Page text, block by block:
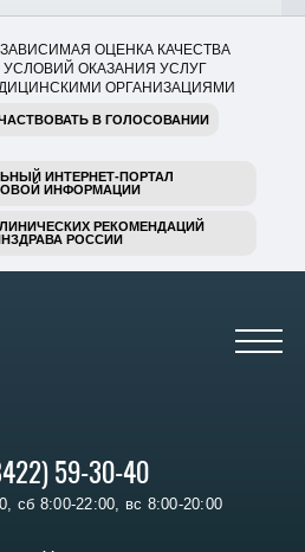
ОЦЕНКА КАЧЕСТВА
УСЛОВИЙ ОКАЗАНИЯ УСЛУГ
ОРГАНИЗАЦИЯМИ
В ГОЛОСОВАНИИ
ИНТЕРНЕТ-ПОРТАЛ
ИНФОРМАЦИИ
РЕКОМЕНДАЦИЙ
РОССИИ
59-30-40
сб 8:00-22:00, вс 8:00-20:00